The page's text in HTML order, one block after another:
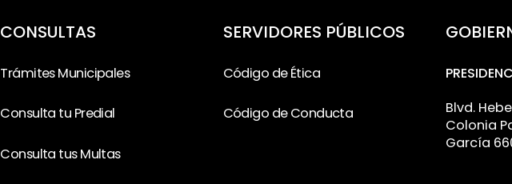
CONSULTAS
Trámites Municipales
Consulta tu Predial
Consulta tus Multas
SERVIDORES PÚBLICOS
Código de Ética
Código de Conducta
Blvd.
Colonia
García